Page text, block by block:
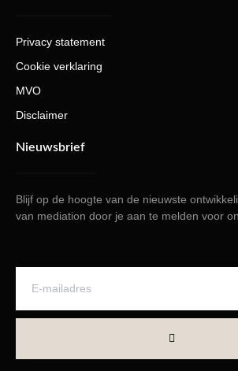
Privacy statement
Cookie verklaring
MVO
Disclaimer
Nieuwsbrief
Blijf op de hoogte van de nieuwste
van mediation door je aan te melden voor